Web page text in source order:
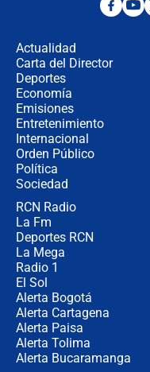
Actualidad
Carta del Director
Deportes
Economía
Emisiones
Entretenimiento
Internacional
Orden Público
Política
Sociedad
RCN Radio
La Fm
Deportes RCN
La Mega
Radio 1
El Sol
Alerta Bogotá
Alerta Cartagena
Alerta Paisa
Alerta Tolima
Alerta Bucaramanga